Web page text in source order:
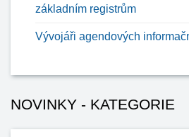
základním registrům
Vývojáři agendových
NOVINKY - KATEGORIE